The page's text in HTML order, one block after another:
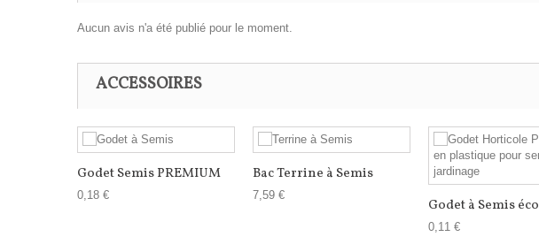
Aucun avis n'a été publié pour le moment.
ACCESSOIRES
Godet Semis PREMIUM
0,18 €
Bac Terrine à Semis
7,59 €
Godet à Semis éco
0,11 €